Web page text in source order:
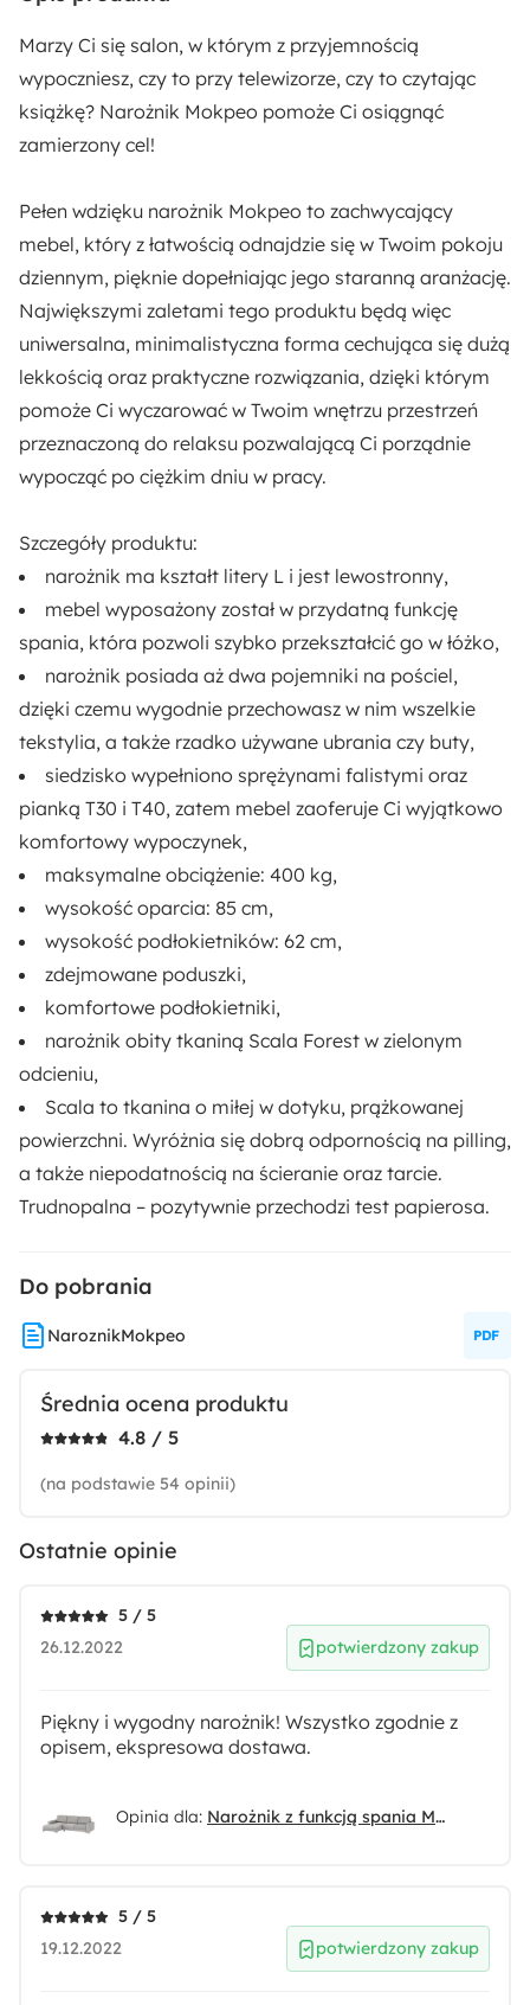
11 cm
Szerokość otomany:
95 cm
Głębokość siedziska:
52 cm
Szerokość siedziska:
200 cm
Głębokość siedziska bez poduszek:
Liczba miejsc:
3
Pomieszczenie:
Salon
Rozmiar:
Średni
Funkcja spania:
Tak
Regulowane zagłówki:
Strona mebla:
Lewa
Tak
Długość powierzchni spania:
Szerokość powierzchni spania:
156 cm
Rodzaj boków:
Kolor nóżek:
Tapicerowany Tył:
Nie
Montaż:
Rodzaj narożnika:
Z wyborem strony
Marzy Ci się salon, w którym z przyjemnością
wypoczniesz, czy to przy telewizorze, czy to czytając
książkę? Narożnik Mokpeo pomoże Ci osiągnąć
zamierzony cel!
Pełen wdzięku narożnik Mokpeo to zachwycający
mebel, który z łatwością odnajdzie się w Twoim pokoju
dziennym, pięknie dopełniając jego staranną aranżację.
Największymi zaletami tego produktu będą więc
uniwersalna, minimalistyczna forma cechująca się dużą
lekkością oraz praktyczne rozwiązania, dzięki którym
pomoże Ci wyczarować w Twoim wnętrzu przestrzeń
przeznaczoną do relaksu pozwalającą Ci porządnie
wypocząć po ciężkim dniu w pracy.
Szczegóły produktu:
narożnik ma kształt litery L i jest lewostronny,
mebel wyposażony został w przydatną funkcję
spania, która pozwoli szybko przekształcić go w łóżko,
narożnik posiada aż dwa pojemniki na pościel,
dzięki czemu wygodnie przechowasz w nim wszelkie
tekstylia, a także rzadko używane ubrania czy buty,
siedzisko wypełniono sprężynami falistymi oraz
pianką T30 i T40, zatem mebel zaoferuje Ci wyjątkowo
komfortowy wypoczynek,
maksymalne obciążenie: 400 kg,
wysokość oparcia: 85 cm,
wysokość podłokietników: 62 cm,
zdejmowane poduszki,
komfortowe podłokietniki,
narożnik obity tkaniną Scala Forest w zielonym
odcieniu,
Scala to tkanina o miłej w dotyku, prążkowanej
powierzchni. Wyróżnia się dobrą odpornością na pilling,
a także niepodatnością na ścieranie oraz tarcie.
Trudnopalna – pozytywnie przechodzi test papierosa.
Do pobrania
NaroznikMokpeo
Średnia ocena produktu
4.8 / 5
(na podstawie 54 opinii)
Ostatnie opinie
5 / 5
26.12.2022
potwierdzony zakup
Piękny i wygodny narożnik! Wszystko zgodnie z
opisem, ekspresowa dostawa.
Opinia dla: Narożnik z funkcją spania Mokpeo L-kształtny z dwoma pojemnikami na czarnych nóżkach jasnoszary w tkaninie łatwoczyszczącej lewostronny
5 / 5
19.12.2022
potwierdzony zakup